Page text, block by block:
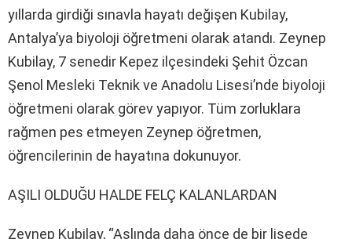
yıllarda girdiği sınavla hayatı değişen Kubilay,
Antalya’ya biyoloji öğretmeni olarak atandı. Zeynep
Kubilay, 7 senedir Kepez ilçesindeki Şehit Özcan
Şenol Mesleki Teknik ve Anadolu Lisesi’nde biyoloji
öğretmeni olarak görev yapıyor. Tüm zorluklara
rağmen pes etmeyen Zeynep öğretmen,
öğrencilerinin de hayatına dokunuyor.
AŞILI OLDUĞU HALDE FELÇ KALANLARDAN
Zeynep Kubilay, “Aslında daha önce de bir lisede